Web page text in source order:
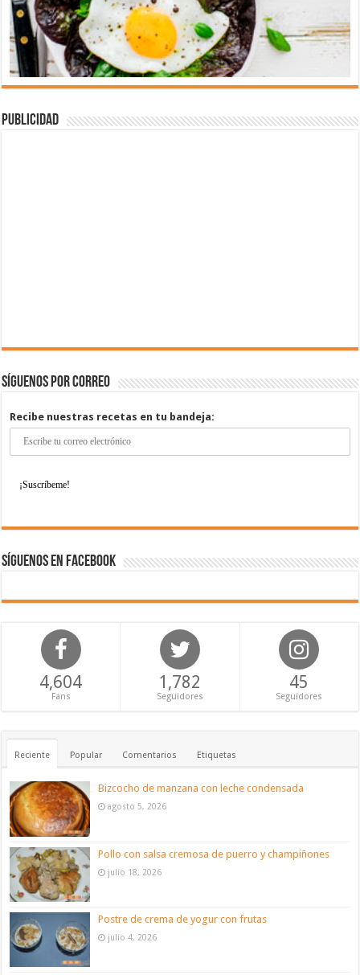
Publicidad
Síguenos por correo
Recibe nuestras recetas en tu bandeja:
Síguenos en Facebook
4,604
Fans
1,782
Seguidores
45
Seguidores
Reciente Popular Comentarios Etiquetas
Bizcocho de manzana con leche condensada
agosto 5, 2026
Pollo con salsa cremosa de puerro y champiñones
julio 18, 2026
Postre de crema de yogur con frutas
julio 4, 2026